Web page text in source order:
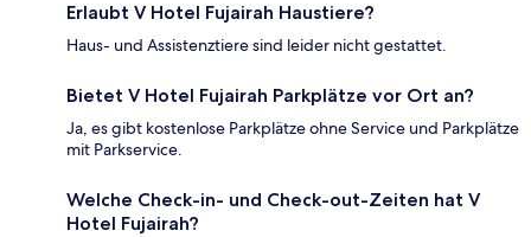
Erlaubt V Hotel Fujairah Haustiere?
Haus- und Assistenztiere sind leider nicht gestattet.
Bietet V Hotel Fujairah Parkplätze vor Ort an?
Ja, es gibt kostenlose Parkplätze ohne Service und Parkplätze
mit Parkservice.
Welche Check-in- und Check-out-Zeiten hat V
Hotel Fujairah?